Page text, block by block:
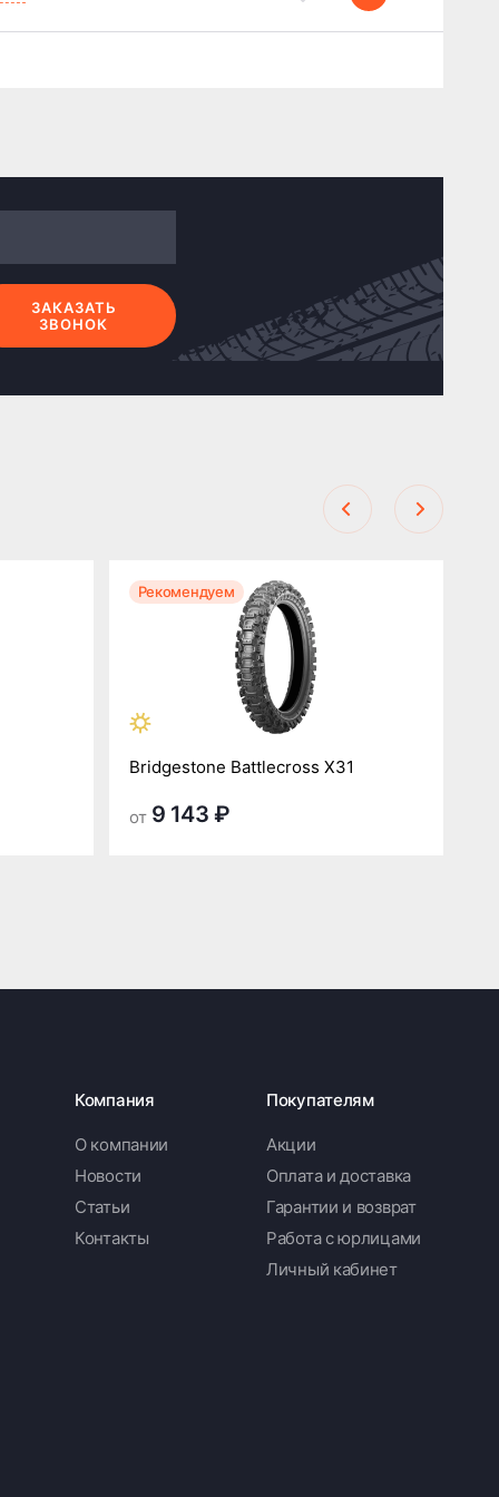
ЗАКАЗАТЬ
ЗВОНОК
Рекомендуем
Bridgestone Battlecross X31
от 9 143 ₽
Компания
О компании
Новости
Статьи
Контакты
Покупателям
Акции
Оплата и доставка
Гарантии и возврат
Работа с юрлицами
Личный кабинет